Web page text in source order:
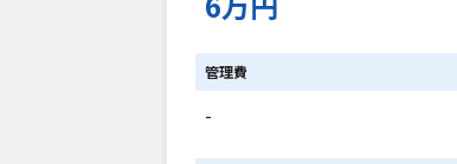
管理費
-